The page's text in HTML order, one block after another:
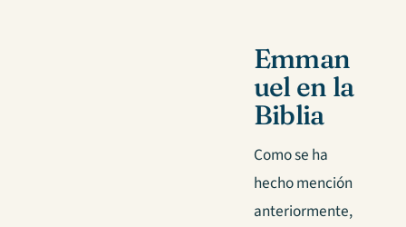
Emman
uel en la
Biblia
Como se ha
hecho mención
anteriormente,